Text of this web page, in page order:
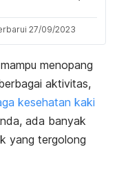
27/09/2023
menopang
aktivitas,
kesehatan kaki
ada banyak
yang tergolong